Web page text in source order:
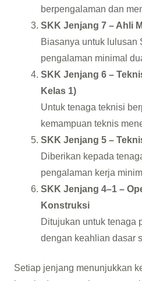
berpengalaman dan
SKK Jenjang 7 – Ahli
Biasanya untuk lulusan
pengalaman minimal
SKK Jenjang 6 –
Kelas 1)
Untuk tenaga teknisi
kemampuan teknis
SKK Jenjang 5 –
Diberikan kepada
pengalaman kerja
SKK Jenjang 4–1 –
Konstruksi
Ditujukan untuk tenaga
dengan keahlian dasar
Setiap jenjang menunjukkan